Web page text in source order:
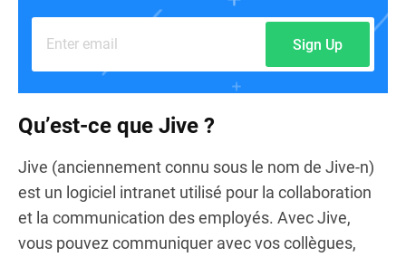
Sign Up
Qu’est-ce que Jive ?
Jive (anciennement connu sous le nom de Jive-n)
est un logiciel intranet utilisé pour la collaboration
et la communication des employés. Avec Jive,
vous pouvez communiquer avec vos collègues,